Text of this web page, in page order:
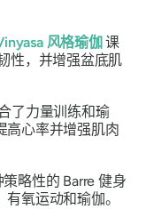
风格瑜伽 课
性，并增强盆底肌
了力量训练和瑜
高心率并增强肌肉
略性的 Barre 健身
氧运动和瑜伽。